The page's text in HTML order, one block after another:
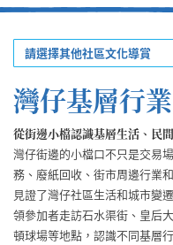
請選擇其他社區文化導賞
灣仔基層行
從街邊小檔認識基層生活、民
灣仔街邊的小檔口不只是交易
務、廢紙回收、街市周邊行業
見證了灣仔社區生活和城市變
領參加者走訪石水渠街、皇后
頓球場等地點，認識不同基層